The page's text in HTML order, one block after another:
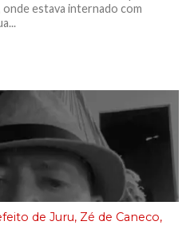
estava internado com
de Juru, Zé de Caneco,